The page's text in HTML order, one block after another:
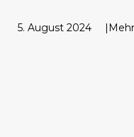
5. August 2024